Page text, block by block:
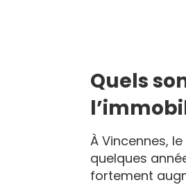
Quels
À Vincennes,
quelques
fortement